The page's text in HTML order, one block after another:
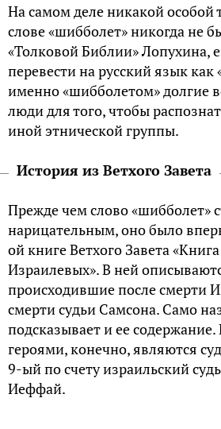
На самом деле никакой особой
слове «шибболет» никогда не
«Толковой Библии» Лопухина,
перевести на русский язык как
именно «шибболетом» долгие
люди для того, чтобы
иной этнической группы.
История из Ветхого Завета
Прежде чем слово «шибболет»
нарицательным, оно было
ой книге Ветхого Завета
Израилевых». В ней
происходившие после смерти
смерти судьи Самсона. Само
подсказывает и ее
героями, конечно, являются
9-ый по счету израильский
Иеффай.